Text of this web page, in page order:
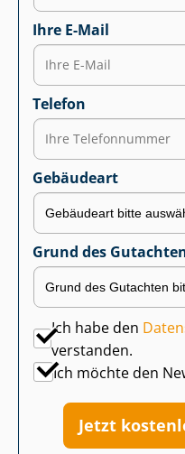
Ihre E-Mail
Telefon
Gebäudeart
Grund des
Ich habe den
verstanden.
Ich möchte den
Jetzt